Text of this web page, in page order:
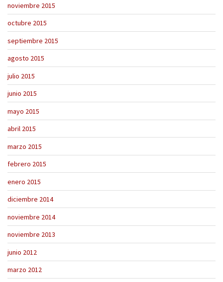
noviembre 2015
octubre 2015
septiembre 2015
agosto 2015
julio 2015
junio 2015
mayo 2015
abril 2015
marzo 2015
febrero 2015
enero 2015
diciembre 2014
noviembre 2014
noviembre 2013
junio 2012
marzo 2012